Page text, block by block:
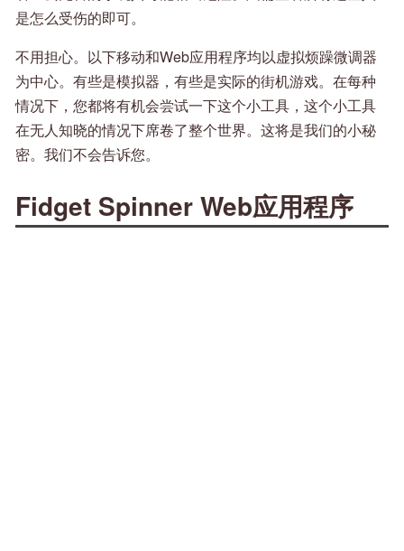
是怎么受伤的即可。
不用担心。以下移动和Web应用程序均以虚拟烦躁微调器
为中心。有些是模拟器，有些是实际的街机游戏。在每种
情况下，您都将有机会尝试一下这个小工具，这个小工具
在无人知晓的情况下席卷了整个世界。这将是我们的小秘
密。我们不会告诉您。
Fidget Spinner Web应用程序